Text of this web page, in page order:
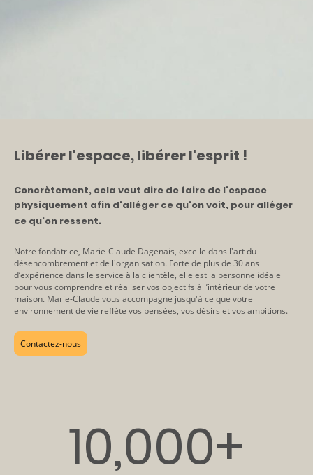
Libérer l'espace, libérer l'esprit !
Concrètement, cela veut dire de faire de l'espace
physiquement afin d'alléger ce qu'on voit, pour alléger
ce qu'on ressent.
Notre fondatrice, Marie-Claude Dagenais, excelle dans l'art du
désencombrement et de l'organisation. Forte de plus de 30 ans
d’expérience dans le service à la clientèle, elle est la personne idéale
pour vous comprendre et réaliser vos objectifs à l’intérieur de votre
maison. Marie-Claude vous accompagne jusqu'à ce que votre
environnement de vie reflète vos pensées, vos désirs et vos ambitions.
Contactez-nous
10,000+